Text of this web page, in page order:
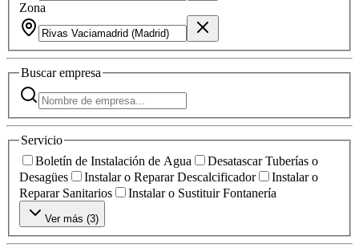
Zona
Buscarempresa
Servicio
Boletín de Instalación de Agua
Desatascar Tuberías o
Desagües
Instalar o Reparar Descalcificador
Instalar o
Reparar Sanitarios
Instalar o Sustituir Fontanería
Ver más (3)